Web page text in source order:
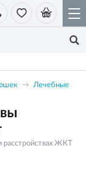
Лечебные
ЖКТ